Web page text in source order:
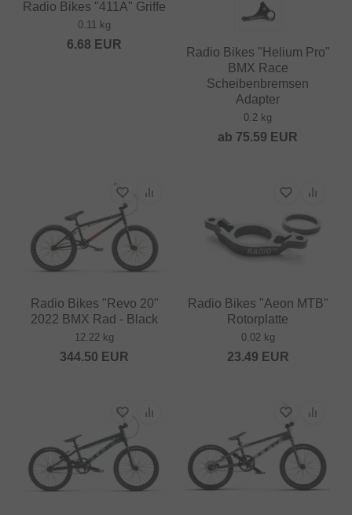
Radio Bikes "411A" Griffe
0.11 kg
6.68 EUR
Radio Bikes "Helium Pro"
BMX Race
Scheibenbremsen
Adapter
0.2 kg
ab 75.59 EUR
Radio Bikes "Revo 20"
2022 BMX Rad - Black
12.22 kg
344.50 EUR
Radio Bikes "Aeon MTB"
Rotorplatte
0.02 kg
23.49 EUR